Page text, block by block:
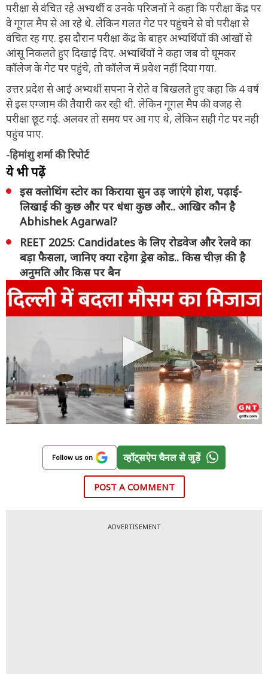
परीक्षा से वंचित रहे अभ्यर्थी व उनके परिजनों ने कहा कि परीक्षा केंद्र पर
वे गूगल मैप से आ रहे थे. लेकिन गलत गेट पर पहुंचने से वो परीक्षा से
वंचित रह गए. इस दौरान परीक्षा केंद्र के बाहर अभ्यर्थियों की आंखों से
आंसू निकलते हुए दिखाई दिए. अभ्यर्थियों ने कहा जब वो घूमकर
कॉलेज के गेट पर पहुंचे, तो कॉलेज में प्रवेश नहीं दिया गया.
उत्तर प्रदेश से आई अभ्यर्थी सपना ने रोते व बिखलते हुए कहा कि 4 वर्ष
से इस एग्जाम की तैयारी कर रही थी. लेकिन गूगल मैप की वजह से
परीक्षा छूट गई. अलवर तो समय पर आ गए थे, लेकिन सही गेट पर नही
पहुंच पाए.
-हिमांशु शर्मा की रिपोर्ट
ये भी पढ़ें
इस क्लोथिंग स्टोर का किराया सुन उड़ जाएंगे होश, पढ़ाई-
लिखाई की कुछ और पर धंधा कुछ और.. आखिर कौन है
Abhishek Agarwal?
REET 2025: Candidates के लिए रोडवेज और रेलवे का
बड़ा फैसला, जानिए क्या रहेगा ड्रेस कोड.. किस चीज़ की है
अनुमति और किस पर बैन
Follow us on व्हॉट्सऐप चैनल से जुड़ें
POST A COMMENT
ADVERTISEMENT